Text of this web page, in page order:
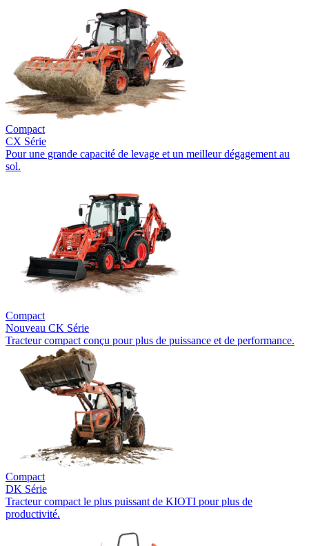
Compact
CX Série
Pour une grande capacité de levage et un meilleur dégagement au
sol.
Compact
Nouveau CK Série
Tracteur compact conçu pour plus de puissance et de performance.
Compact
DK Série
Tracteur compact le plus puissant de KIOTI pour plus de
productivité.